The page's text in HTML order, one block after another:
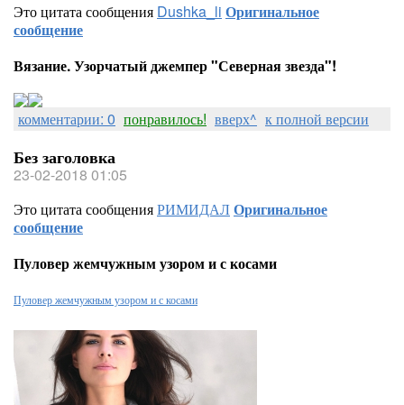
Это цитата сообщения Dushka_li Оригинальное
сообщение
Вязание. Узорчатый джемпер "Северная звезда"!
комментарии: 0 понравилось! вверх^ к полной версии
Без заголовка
23-02-2018 01:05
Это цитата сообщенияРИМИДАЛОригинальное
сообщение
Пуловер жемчужным узором и с косами
Пуловер жемчужным узором и с косами